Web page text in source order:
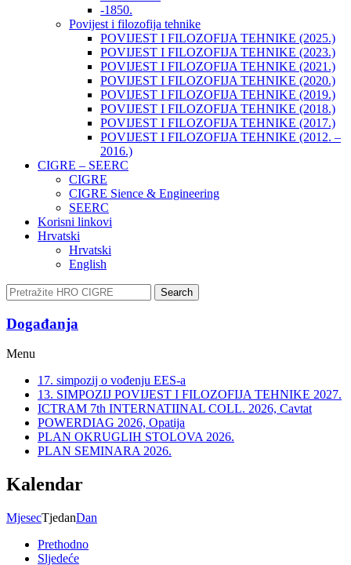
-1850.
Povijest i filozofija tehnike
POVIJEST I FILOZOFIJA TEHNIKE (2025.)
POVIJEST I FILOZOFIJA TEHNIKE (2023.)
POVIJEST I FILOZOFIJA TEHNIKE (2021.)
POVIJEST I FILOZOFIJA TEHNIKE (2020.)
POVIJEST I FILOZOFIJA TEHNIKE (2019.)
POVIJEST I FILOZOFIJA TEHNIKE (2018.)
POVIJEST I FILOZOFIJA TEHNIKE (2017.)
POVIJEST I FILOZOFIJA TEHNIKE (2012. –
2016.)
CIGRE – SEERC
CIGRE
CIGRE Sience & Engineering
SEERC
Korisni linkovi
Hrvatski
Hrvatski
English
Search
Događanja​
Menu
17. simpozij o vođenju EES-a
13. SIMPOZIJ POVIJEST I FILOZOFIJA TEHNIKE 2027.
ICTRAM 7th INTERNATIINAL COLL. 2026, Cavtat
POWERDIAG 2026, Opatija
PLAN OKRUGLIH STOLOVA 2026.
PLAN SEMINARA 2026.
Kalendar
MjesecTjedanDan
Prethodno
Sljedeće